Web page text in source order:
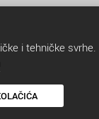
i tehničke